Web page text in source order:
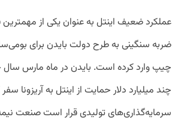
عملکرد ضعیف اینتل به عنوان یکی از مهمترین
ضربه سنگینی به طرح دولت بایدن برای
چیپ وارد کرده است. بایدن در ماه مارس سال
چند میلیارد دلار حمایت از اینتل به آریزونا
سرمایه‌گذاری‌های تولیدی قرار است صنعت